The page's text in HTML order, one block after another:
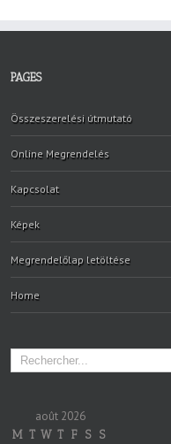
PAGES
Összeszerelési útmutató
Online Megrendelés
Kapcsolat
Képek
Megrendelőlap letöltése
Home
août 2026
M T W T F S S